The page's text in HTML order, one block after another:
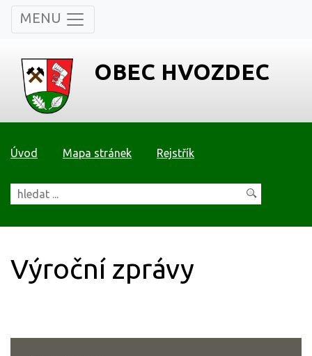
MENU
OBEC HVOZDEC
Úvod Mapa stránek Rejstřík
Výroční zprávy